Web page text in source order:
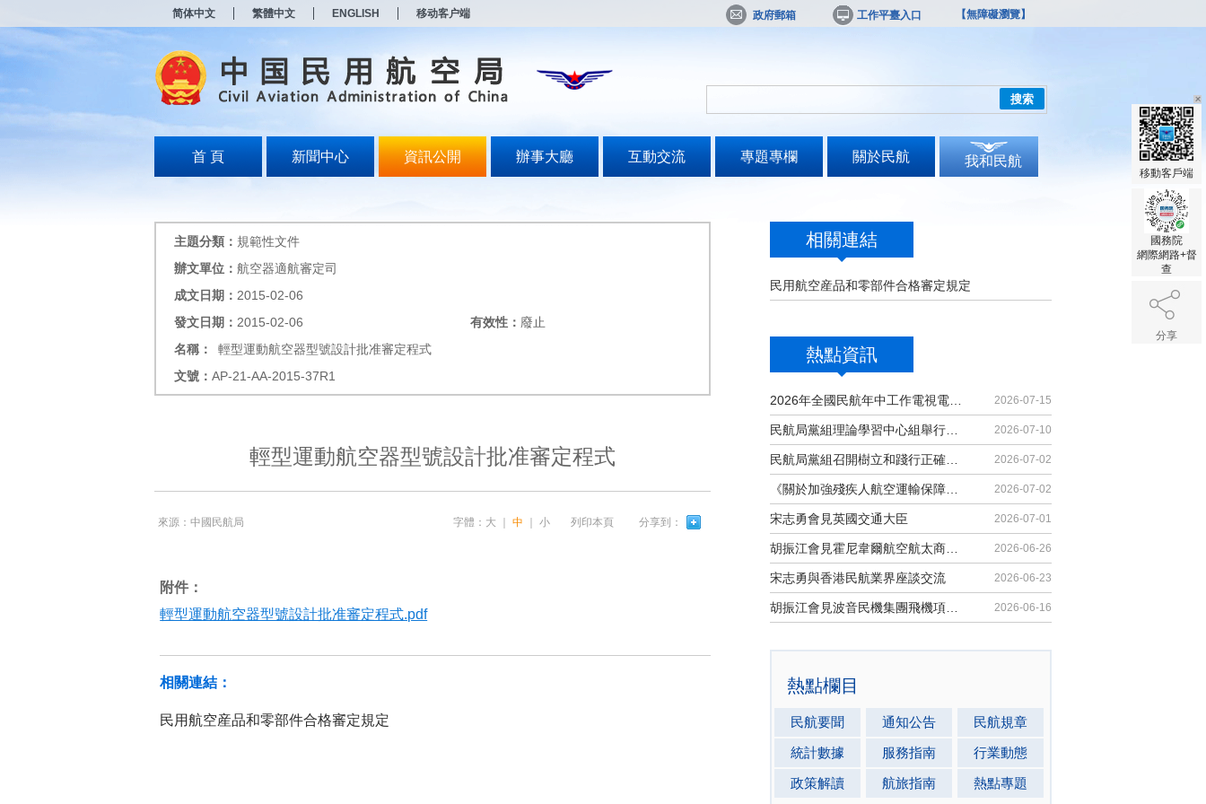
简体中文 繁體中文 ENGLISH 移动客户端 政府郵箱 工作平臺入口 【無障礙瀏覽】
搜索
首 頁 新聞中心 資訊公開 辦事大廳 互動交流 專題專欄 關於民航 我和民航
相關連結
民用航空産品和零部件合格審定規定
熱點資訊
2026-07-15
2026-07-10
2026-07-02
2026-07-02
宋志勇會見英國交通大臣 2026-07-01
2026-06-26
宋志勇與香港民航業界座談交流 2026-06-23
2026-06-16
熱點欄目
民航要聞 通知公告
民航規章
統計數據
服務指南
行業動態
政策解讀
航旅指南 熱點專題
主題分類： 規範性文件
辦文單位： 航空器適航審定司
成文日期： 2015-02-06
發文日期： 2015-02-06 有效性： 廢止
名稱：
輕型運動航空器型號設計批准審定程式
文號： AP-21-AA-2015-37R1
輕型運動航空器型號設計批准審定程式
來源：中國民航局 字體： 大 中 小 列印本頁 分享到：
附件：
輕型運動航空器型號設計批准審定程式.pdf
相關連結：
民用航空産品和零部件合格審定規定
移動客戶端
國務院
網際網路+督
查
分享
打
无
障